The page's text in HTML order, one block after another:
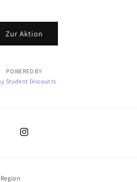
Zur Aktion
POWERED BY
Student Discounts
Instagram